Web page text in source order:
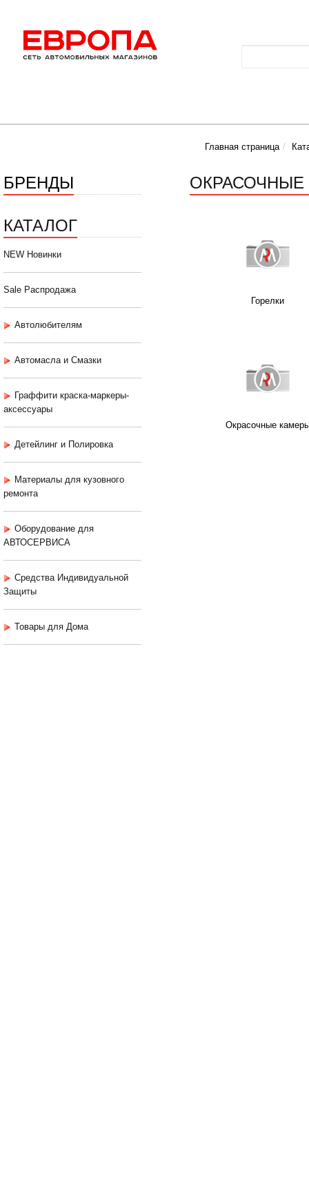
Главная страница
БРЕНДЫ
КАТАЛОГ
NEW Новинки
Sale Распродажа
Автолюбителям
Автомасла и Смазки
Граффити краска-маркеры-
аксессуары
Детейлинг и Полировка
Материалы для кузовного
ремонта
Оборудование для
АВТОСЕРВИСА
Средства Индивидуальной
Защиты
Товары для Дома
Горелки
Окрасочные